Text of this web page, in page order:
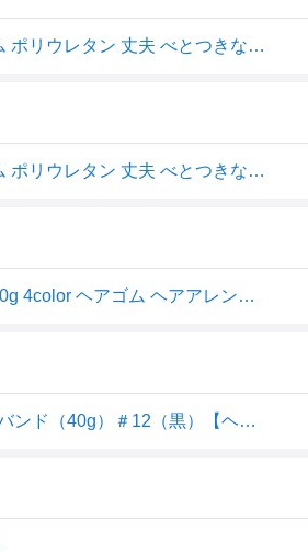
フローラ PU バンド 40g ブラック Mサイズ │PUバンド ヘアゴム ポリウレタン 丈夫 べとつきなし アップスタイル まとめ髪 パウダー不要 耐候性 耐油性 耐水性 なめらか ヘア セット 【ギフト対応】 【ソーシャルギフト対応】 プレゼント
フローラ PU バンド 40g ブラック Mサイズ │PUバンド ヘアゴム ポリウレタン 丈夫 べとつきなし アップスタイル まとめ髪 パウダー不要 耐候性 耐油性 耐水性 なめらか ヘア セット 【ギフト対応】 【ソーシャルギフト対応】 プレゼント
＼ 楽天ランキング1位／【送料無料】FLORA PU バンド 30g / 40g 4color ヘアゴム ヘアアレンジ ヘアメイク 髪留め ポリウレタン ワゴム 輪ゴム バンド ゴムひも 髪ゴム 透明 黒 茶 フローラ ローレル
【正規代理店！定形外郵便送料無料！】ローレル フローラ PU バンド（40g）＃12（黒）【ヘアゴム ヘアアレンジ 髪留め ポリウレタン ワゴム 輪ゴム バンド ゴムひも 髪ゴム アップ スタイリング エクステンション ブラック】